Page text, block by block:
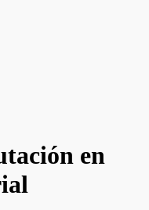
en